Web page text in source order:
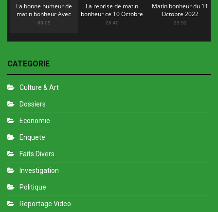
La bonne humeur de
matin bonheur Avec
Flopy Mendosa
03:05
La reprise de matin
bonheur ce 10 Octobre
2022
26:40
Matin bonheur du 11
Octobre 2022
23:52
CATEGORIE
Culture & Art
Dossiers
Economie
Enquete
Faits Divers
Investigation
Politique
Reportage Video